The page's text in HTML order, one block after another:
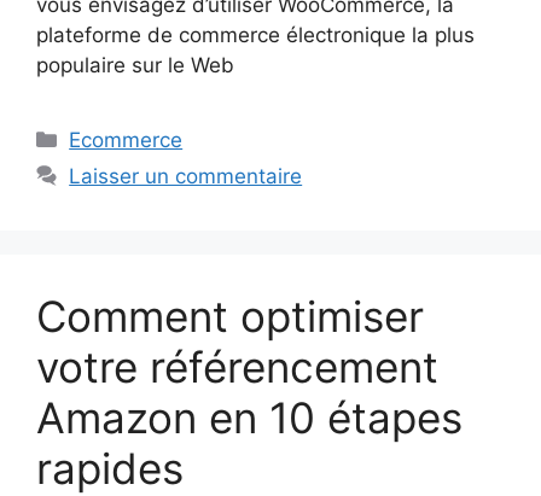
vous envisagez d’utiliser WooCommerce, la
plateforme de commerce électronique la plus
populaire sur le Web
Catégories
Ecommerce
Laisser un commentaire
Comment optimiser
votre référencement
Amazon en 10 étapes
rapides